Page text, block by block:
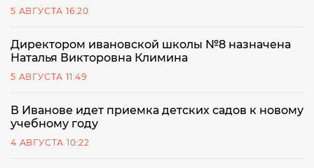
5 АВГУСТА 16:20
Директором ивановской школы №8 назначена
Наталья Викторовна Климина
5 АВГУСТА 11:49
В Иванове идет приемка детских садов к новому
учебному году
4 АВГУСТА 10:22